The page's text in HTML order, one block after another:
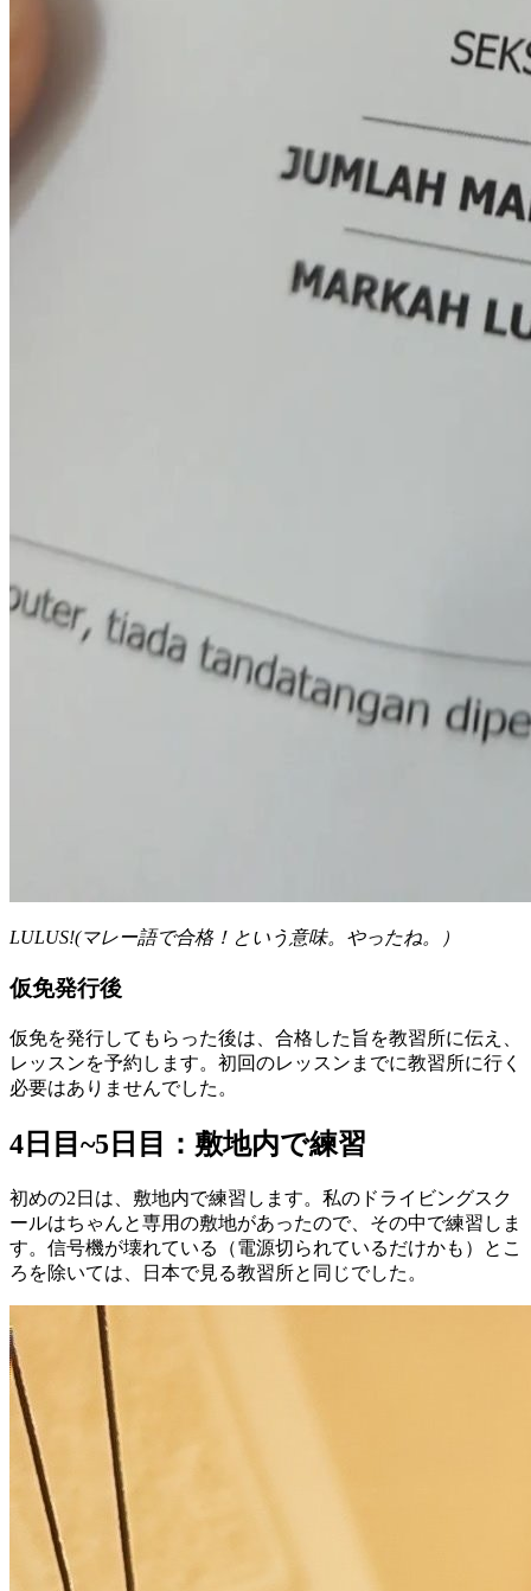
LULUS!(マレー語で合格！という意味。やったね。）
仮免発行後
仮免を発行してもらった後は、合格した旨を教習所に伝え、
レッスンを予約します。初回のレッスンまでに教習所に行く
必要はありませんでした。
4日目~5日目：敷地内で練習
初めの2日は、敷地内で練習します。私のドライビングスク
ールはちゃんと専用の敷地があったので、その中で練習しま
す。信号機が壊れている（電源切られているだけかも）とこ
ろを除いては、日本で見る教習所と同じでした。